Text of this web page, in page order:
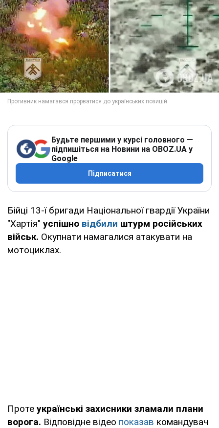
Будьте першими у курсі головного —
підпишіться на Новини на OBOZ.UA у
Google
Підписатися
Бійці 13-ї бригади Національної гвардії України
"Хартія" успішно відбили штурм російських
військ. Окупнати намагалися атакувати на
мотоциклах.
Проте українські захисники зламали плани
ворога. Відповідне відео показав командувач